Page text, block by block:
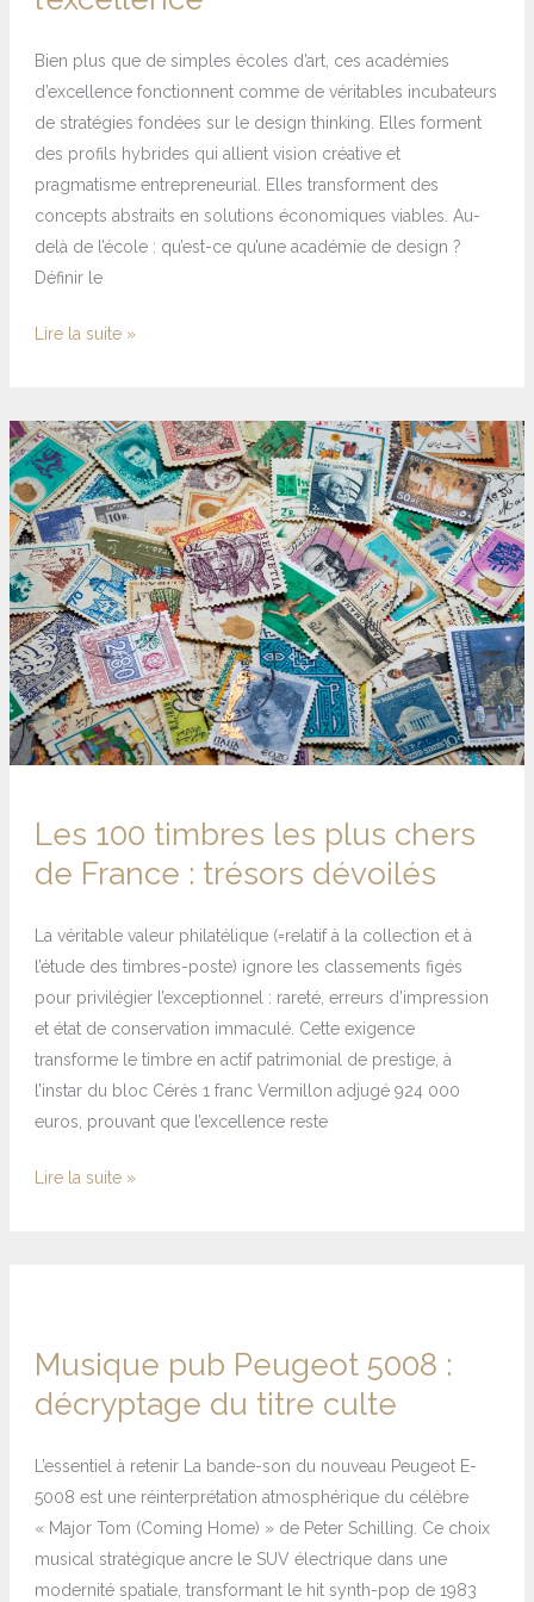
Bien plus que de simples écoles d’art, ces académies
d’excellence fonctionnent comme de véritables incubateurs
de stratégies fondées sur le design thinking. Elles forment
des profils hybrides qui allient vision créative et
pragmatisme entrepreneurial. Elles transforment des
concepts abstraits en solutions économiques viables. Au-
delà de l’école : qu’est-ce qu’une académie de design ?
Définir le
Lire la suite »
Les 100 timbres les plus chers
de France : trésors dévoilés
La véritable valeur philatélique (=relatif à la collection et à
l’étude des timbres-poste) ignore les classements figés
pour privilégier l’exceptionnel : rareté, erreurs d’impression
et état de conservation immaculé. Cette exigence
transforme le timbre en actif patrimonial de prestige, à
l’instar du bloc Cérès 1 franc Vermillon adjugé 924 000
euros, prouvant que l’excellence reste
Les
100
timbres
les
plus
chers
de
France
:
trésors
dévoilés
Lire la suite »
Musique pub Peugeot 5008 :
décryptage du titre culte
L’essentiel à retenir La bande-son du nouveau Peugeot E-
5008 est une réinterprétation atmosphérique du célèbre
« Major Tom (Coming Home) » de Peter Schilling. Ce choix
musical stratégique ancre le SUV électrique dans une
modernité spatiale, transformant le hit synth-pop de 1983
5008
:
du
titre
culte